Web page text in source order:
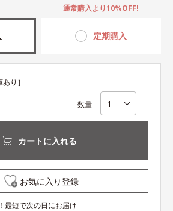
定期購入
通常購入より10%OFF!
あり］
数量
カートに入れる
お気に入り登録
最短で次の日にお届け